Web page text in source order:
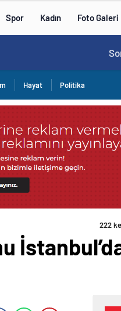
Spor Kadın Foto Galeri
Hayat Politika
222